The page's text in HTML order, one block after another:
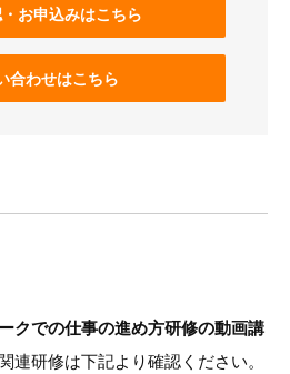
お申込みはこちら
合わせはこちら
クでの仕事の進め方研修の動画講
連研修は下記より確認ください。